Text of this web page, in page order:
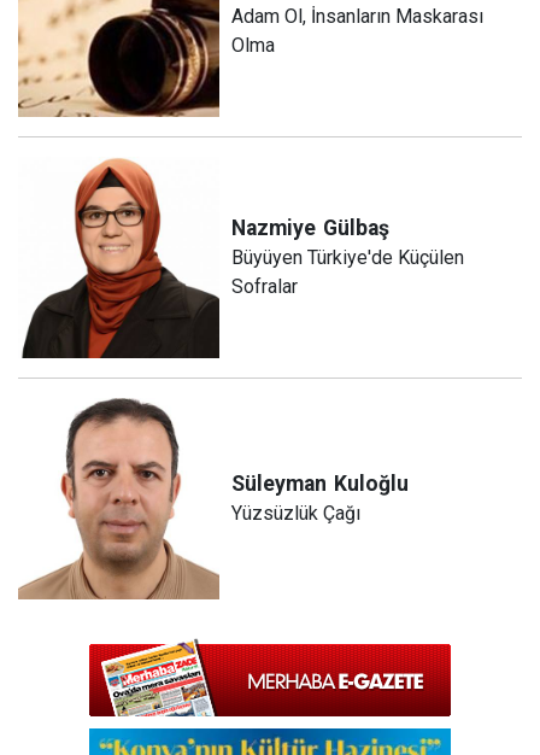
Adam Ol, İnsanların Maskarası
Olma
Nazmiye Gülbaş
Büyüyen Türkiye'de Küçülen
Sofralar
Süleyman Kuloğlu
Yüzsüzlük Çağı